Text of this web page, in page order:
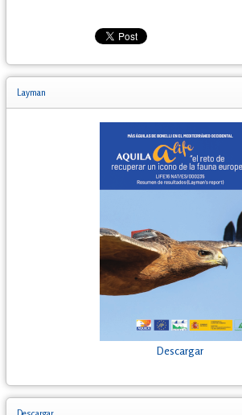
Layman
Descargar